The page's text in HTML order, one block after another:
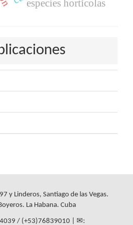
especies hortícolas
y Linderos, Santiago de las Vegas.
La Habana. Cuba
/ (+53)76839010 | ✉: